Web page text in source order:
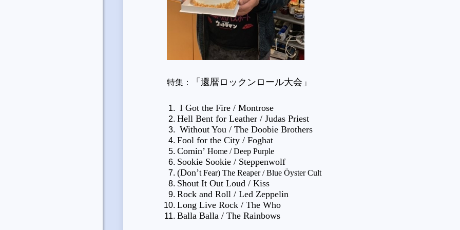
特集： 「還暦ロックンロール大会」
I Got the Fire / Montrose
Hell Bent for Leather / Judas Priest
Without You / The Doobie Brothers
Fool for the City / Foghat
Comin’ Home / Deep Purple
Sookie Sookie / Steppenwolf
(Don’t Fear) The Reaper / Blue Öyster Cult
Shout It Out Loud / Kiss
Rock and Roll / Led Zeppelin
Long Live Rock / The Who
Balla Balla / The Rainbows